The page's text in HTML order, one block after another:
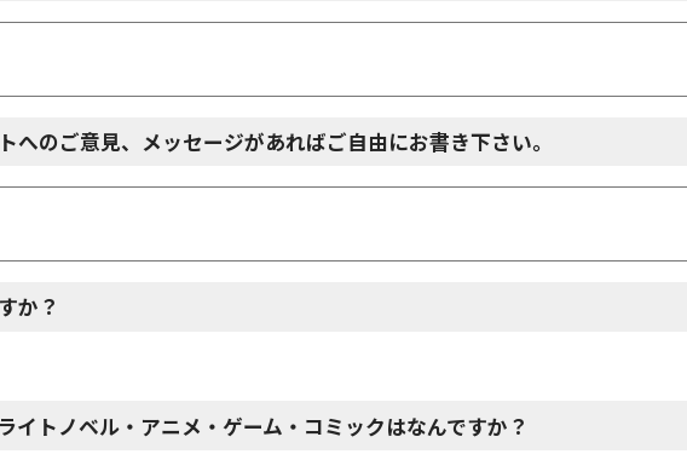
へのご意見、メッセージがあればご自由にお書き下さい。
か？
イトノベル・アニメ・ゲーム・コミックはなんですか？